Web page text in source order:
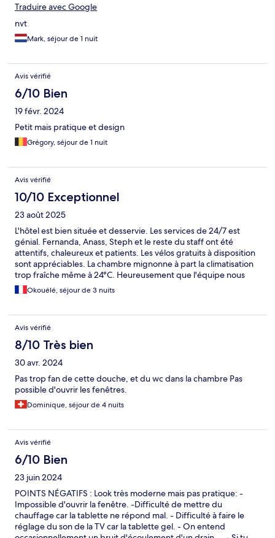
Traduire avec Google
nvt
Mark, séjour de 1 nuit
Avis vérifié
6/10 Bien
19 févr. 2024
Petit mais pratique et design
Grégory, séjour de 1 nuit
Avis vérifié
10/10 Exceptionnel
23 août 2025
L'hôtel est bien située et desservie. Les services de 24/7 est
génial. Fernanda, Anass, Steph et le reste du staff ont été
attentifs, chaleureux et patients. Les vélos gratuits à disposition
sont appréciables. La chambre mignonne à part la climatisation
trop fraîche même à 24°C. Heureusement que l'équipe nous
apporté un duvet supplémentaire. Le nettoyage de la douche
pourrait etre plus poussé car il y avait de la poussière sur le
pour la prises de photos, le petit-déjeuner et les cheesecakes
offerts pour l'anniversaire de ma fille. Tres beaux souvenirs.
Okouélé, séjour de 3 nuits
Avis vérifié
8/10 Très bien
30 avr. 2024
Pas trop fan de cette douche, et du wc dans la chambre Pas
possible d'ouvrir les fenêtres.
Dominique, séjour de 4 nuits
Avis vérifié
6/10 Bien
23 juin 2024
POINTS NÉGATIFS : Look très moderne mais pas pratique: -
Impossible d'ouvrir la fenêtre. -Difficulté de mettre du
chauffage car la tablette ne répond mal. - Difficulté à faire le
réglage du son de la TV car la tablette gel. - On entend